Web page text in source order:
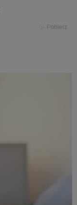
Pobierz